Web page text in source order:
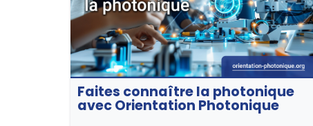
Faites connaître la photonique
avec Orientation Photonique